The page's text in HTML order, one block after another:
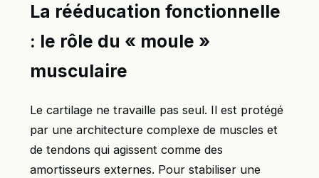
La rééducation fonctionnelle
: le rôle du « moule »
musculaire
Le cartilage ne travaille pas seul. Il est protégé
par une architecture complexe de muscles et
de tendons qui agissent comme des
amortisseurs externes. Pour stabiliser une